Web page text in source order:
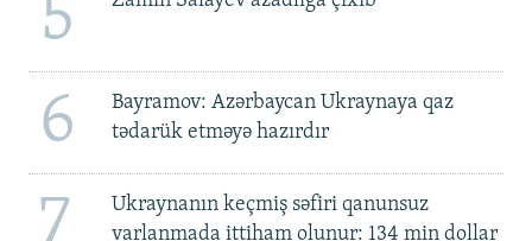
5
6
Bayramov: Azərbaycan Ukraynaya qaz
tədarük etməyə hazırdır
7
Ukraynanın keçmiş səfiri qanunsuz
varlanmada ittiham olunur: 134 min dollar